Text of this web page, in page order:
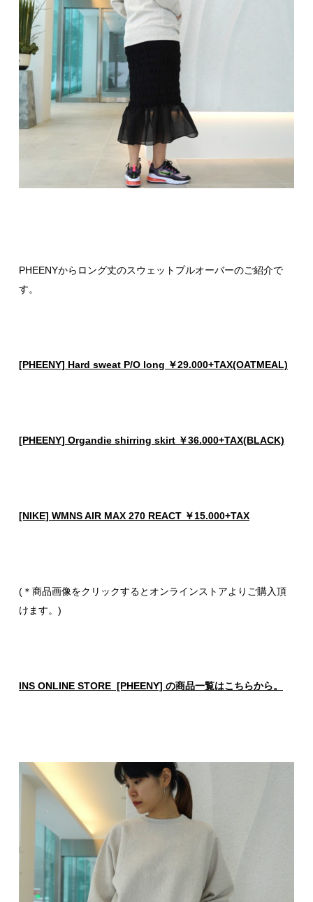
PHEENYからロング丈のスウェットプルオーバーのご紹介で
す。
[PHEENY] Hard sweat P/O long ￥29.000+TAX(OATMEAL)
[PHEENY] Organdie shirring skirt ￥36.000+TAX(BLACK)
[NIKE] WMNS AIR MAX 270 REACT ￥15.000+TAX
(＊商品画像をクリックするとオンラインストアよりご購入頂
けます。)
INS ONLINE STORE [PHEENY] の商品一覧はこちらから。